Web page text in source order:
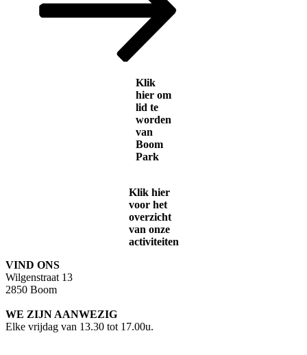
Klik
hier om
lid te
worden
van
Boom
Park
Klik hier
voor het
overzicht
van onze
activiteiten
VIND ONS
Wilgenstraat 13
2850 Boom
WE ZIJN AANWEZIG
Elke vrijdag van 13.30 tot 17.00u.